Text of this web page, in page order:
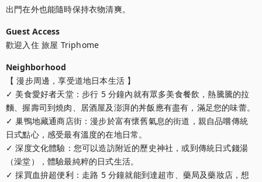
出門在外也能隨時保持衣物清爽。
Guest Access
歡迎入住 旅屋 Triphome
Neighborhood
【 漫步周邊，享受道地日本生活 】
✓ 美食愛好者天堂：步行 5 分鐘內就有眾多美食餐飲，熱騰騰的拉
麵、握壽司到燒肉、居酒屋及澎湃的丼飯應有盡有，滿足您的味蕾。
✓ 巢鴨地藏通商店街：漫步於富有懷舊氣息的街道，親自品嚐傳統
日式點心，感受最有溫度的在地日常。
✓ 深度文化體驗：您可以造訪附近的歷史神社，或到傳統日式錢湯
（澡堂），體驗最純粹的日式生活。
✓ 採買血拚超便利：走路 5 分鐘就能到達超市、藥局及藥妝店，想